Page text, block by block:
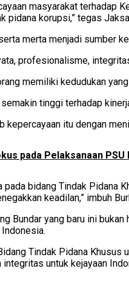
masyarakat
pidana korupsi,” tegas
merta menjadi sumber
profesionalisme,
memiliki kedudukan
tinggi terhadap
kepercayaan itu dengan
pada Pelaksanaan
bidang Tindak
keadilan,” imbuh
Bundar yang baru ini
Tindak Pidana
untuk kejayaan